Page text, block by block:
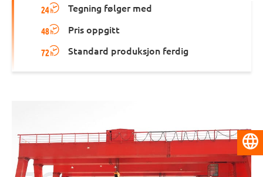
Tegning følger med
Pris oppgitt
Standard produksjon ferdig
Norsk